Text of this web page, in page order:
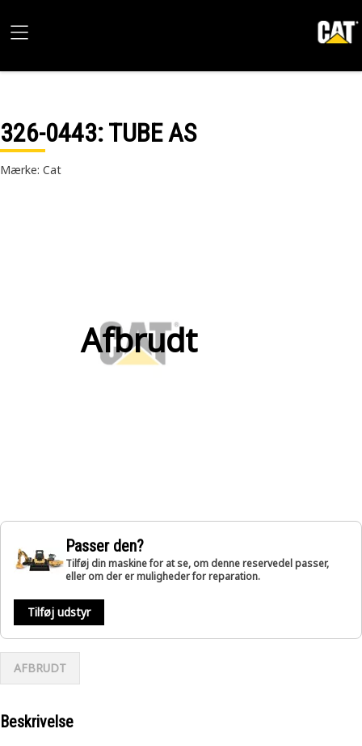
326-0443: TUBE AS
Mærke: Cat
Afbrudt
Passer den?
Tilføj din maskine for at se, om denne reservedel passer,
eller om der er muligheder for reparation.
Tilføj udstyr
AFBRUDT
Beskrivelse